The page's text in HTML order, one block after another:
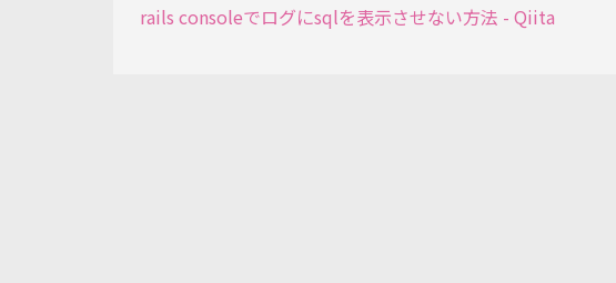
rails consoleでログにsqlを表示させない方法 - Qiita